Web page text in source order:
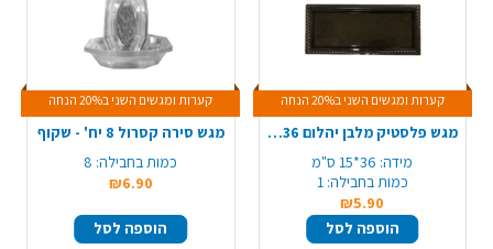
קערות ומגשים השני ב20% הנחה
מגש פלסטיק מלבן יהלום 36*15 ס"מ - שחור זהב
מידה: 36*15 ס"מ
כמות בחבילה: 1
₪5.90
הוספה לסל
קערות ומגשים השני ב20% הנחה
מגש סירה קסרול 8 יח' - שקוף
כמות בחבילה: 8
₪6.90
הוספה לסל